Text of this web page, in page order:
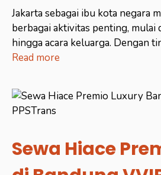
Jakarta sebagai ibu kota negara
berbagai aktivitas penting, mulai
hingga acara keluarga. Dengan
Read more
Sewa Hiace